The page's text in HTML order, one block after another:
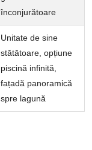
înconjurătoare
Unitate de sine
stătătoare, opțiune
piscină infinită,
fațadă panoramică
spre lagună